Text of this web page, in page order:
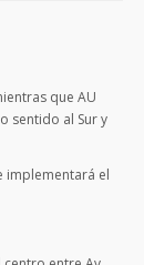
que AU
sentido al Sur y
implementará el